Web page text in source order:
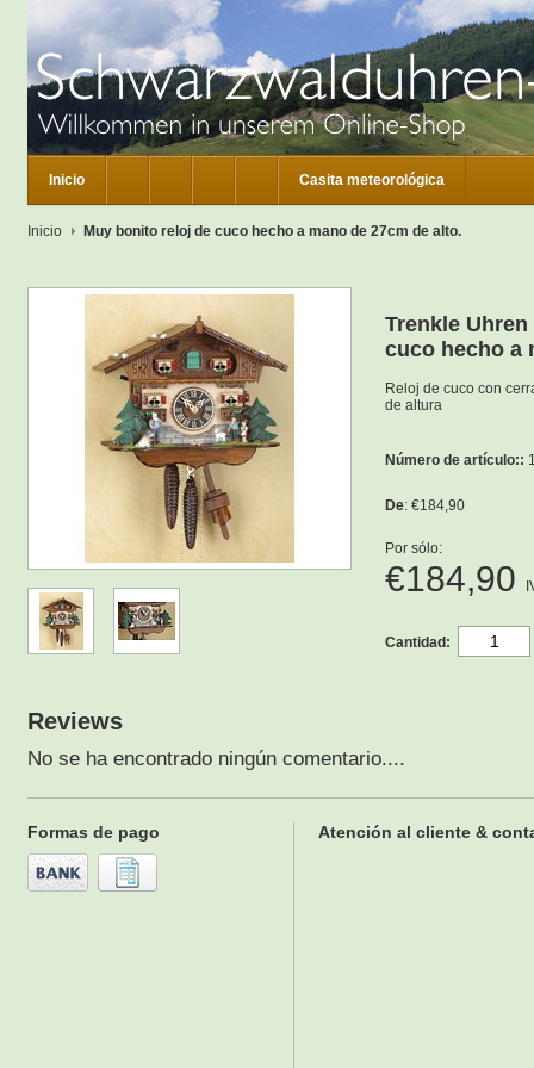
Inicio Casita meteorológica
Inicio Muy bonito reloj de cuco hecho a mano de 27cm de alto.
Trenkle
cuco hecho a
Reloj de cuco con
de altura
Número de artículo::
De: €184,90
Por sólo:
€184,90
Cantidad:
Reviews
No se ha encontrado ningún comentario....
Formas de pago Atención al cliente &